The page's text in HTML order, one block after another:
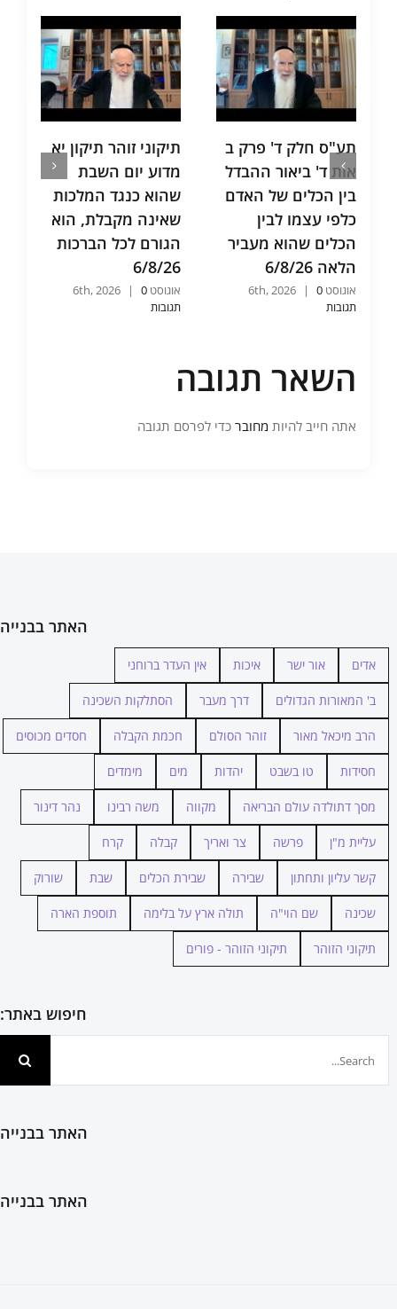
תע"ס חלק ד' פרק ב
אות ד' ביאור ההבדל
בין הכלים של האדם
כלפי עצמו לבין
הכלים שהוא מעביר
הלאה 6/8/26
אוגוסט 6th, 2026 |
0
תגובות
תיקוני זוהר תיקון יא
מדוע יום השבת
שהוא כנגד המלכות
שאינה מקבלת, הוא
הגורם לכל הברכות
6/8/26
אוגוסט 6th, 2026 |
0
תגובות
השאר תגובה
אתה חייב להיות מחובר כדי לפרסם תגובה
האתר בבנייה
אדים אור ישר איכות אין העדר ברוחני
ב' המאורות הגדולים דרך מעבר הסתלקות השכינה
הרב מיכאל מאור זוהר הסולם חכמת הקבלה חסדים מכוסים
חסידות טו בשבט יהדות מים מימדים
מסך דתולדה עולם הבריאה מקווה משה רבינו נהר דינור
עליית מ"ן פרשה צר ואריך קבלה קרח
קשר עליון ותחתון שבירה שבירת הכלים שבת שורוק
שכינה שם הוי"ה תולה ארץ על בלימה תוספת הארה
תיקוני הזוהר תיקוני הזוהר - פורים
חיפוש באתר:
האתר בבנייה
האתר בבנייה